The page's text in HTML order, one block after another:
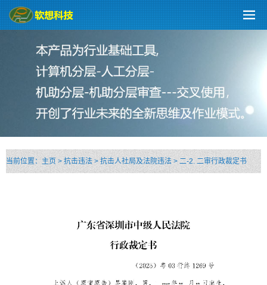
当前位置： 主页 > 抗击违法>抗击人社局及法院违法 >二-2. 二审行政裁定书